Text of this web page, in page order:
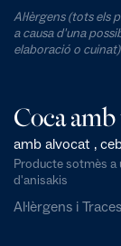
Al·lèrgens (tots els
a causa d'una
elaboració o cuinat)
Coca
amb alvocat ,
Producte sotmès a
d'anisakis
Al·lèrgens i